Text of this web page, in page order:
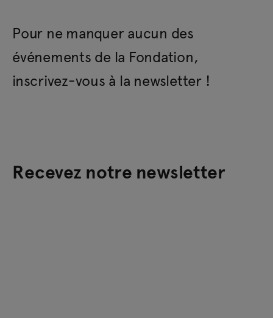
Pour ne manquer aucun des
événements de la Fondation,
inscrivez-vous à la newsletter !
Recevez notre newsletter